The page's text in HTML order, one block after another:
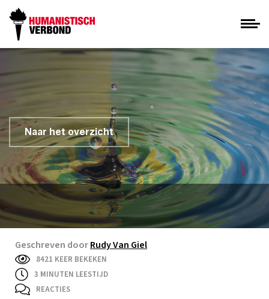
Naar het overzicht
Geschreven doorRudy Van Giel
8421 KEER BEKEKEN
3 MINUTEN LEESTIJD
REACTIES